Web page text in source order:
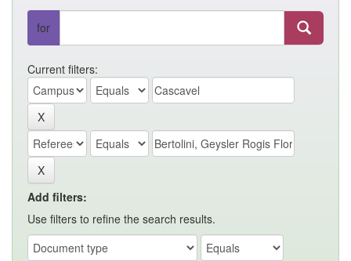
for
Current filters:
Add filters:
Use filters to refine the search results.